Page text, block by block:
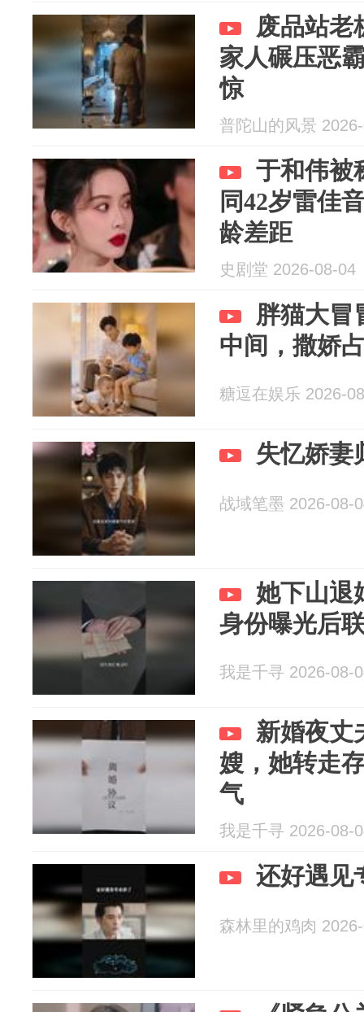
废品站老
家人碾压恶
惊
普陀山的风景
于和伟被
同42岁雷佳
龄差距
史剧堂 2026-08-04
胖猫大冒
中间，撒娇
糖逗在娱乐 2026-
失忆娇妻
战域笔墨 2026-08-
她下山退
身份曝光后
我是千寻 2026-08-
新婚夜丈
嫂，她转走
气
我是千寻 2026-08-
还好遇见
森林里的鸡肉